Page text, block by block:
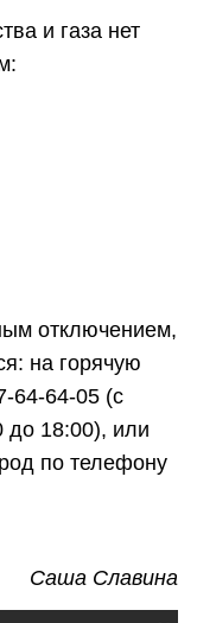
и газа нет
отключением,
на горячую
64-64-05 (с
до 18:00), или
по телефону
Саша Славина